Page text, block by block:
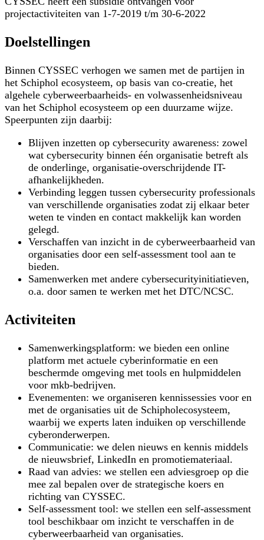
projectactiviteiten van 1-7-2019 t/m 30-6-2022
Doelstellingen
Binnen CYSSEC verhogen we samen met de partijen in
het Schiphol ecosysteem, op basis van co-creatie, het
algehele cyberweerbaarheids- en volwassenheidsniveau
van het Schiphol ecosysteem op een duurzame wijze.
Speerpunten zijn daarbij:
Blijven inzetten op cybersecurity awareness: zowel
wat cybersecurity binnen één organisatie betreft als
de onderlinge, organisatie-overschrijdende IT-
afhankelijkheden.
Verbinding leggen tussen cybersecurity professionals
van verschillende organisaties zodat zij elkaar beter
weten te vinden en contact makkelijk kan worden
gelegd.
Verschaffen van inzicht in de cyberweerbaarheid van
organisaties door een self-assessment tool aan te
bieden.
Samenwerken met andere cybersecurityinitiatieven,
o.a. door samen te werken met het DTC/NCSC.
Activiteiten
Samenwerkingsplatform: we bieden een online
platform met actuele cyberinformatie en een
beschermde omgeving met tools en hulpmiddelen
voor mkb-bedrijven.
Evenementen: we organiseren kennissessies voor en
met de organisaties uit de Schipholecosysteem,
waarbij we experts laten induiken op verschillende
cyberonderwerpen.
Communicatie: we delen nieuws en kennis middels
de nieuwsbrief, LinkedIn en promotiemateriaal.
Raad van advies: we stellen een adviesgroep op die
mee zal bepalen over de strategische koers en
richting van CYSSEC.
Self-assessment tool: we stellen een self-assessment
tool beschikbaar om inzicht te verschaffen in de
cyberweerbaarheid van organisaties.